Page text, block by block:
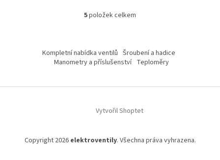
O
d
a
í
v
v
5položek celkem
Kompletní nabídka ventilů Šroubení a hadice
Manometry a příslušenství Teploměry
Vytvořil Shoptet
Copyright 2026 elektroventily. Všechna práva vyhrazena.